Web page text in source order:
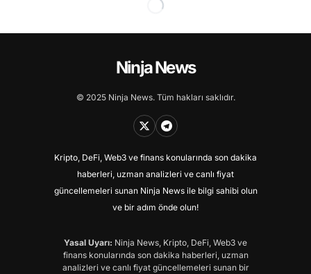
Ninja News
© 2025 Ninja News. Tüm hakları saklıdır.
Kripto, DeFi, Web3 ve finans konularında son dakika
haberleri, uzman analizleri ve canlı fiyat
güncellemeleri sunan Ninja News ile bilgi sahibi olun
ve bir adım önde olun!
Yasal Uyarı: Ninja News, Kripto, DeFi, Web3 ve
finans konularında son dakika haberleri, uzman
analizleri ve canlı fiyat güncellemeleri sunan bir